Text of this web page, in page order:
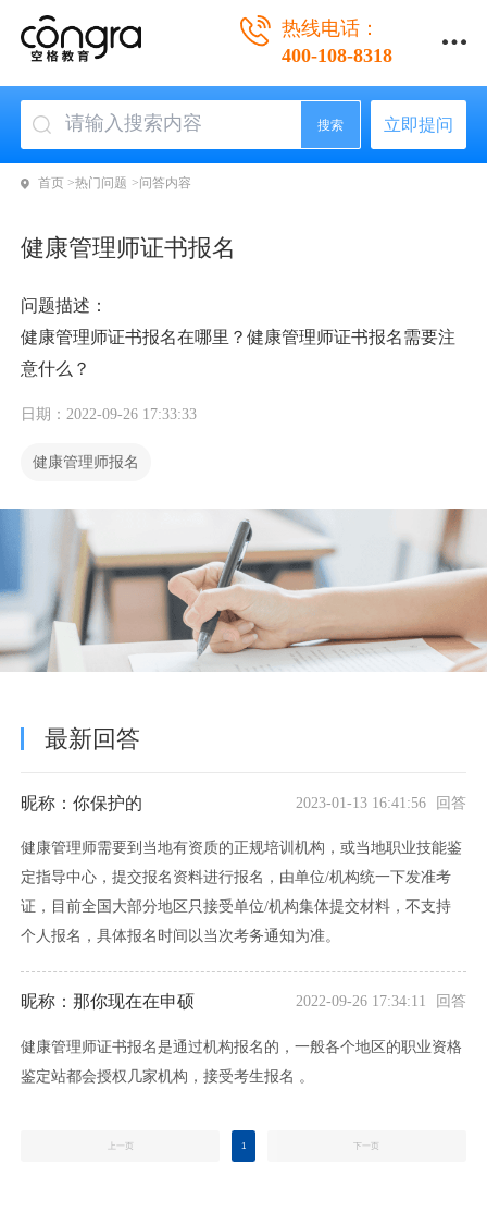
热线电话：
400-108-8318
搜索 立即提问
首页 >热门问题 >问答内容
健康管理师证书报名
问题描述：
健康管理师证书报名在哪里？健康管理师证书报名需要注
意什么？
日期：2022-09-26 17:33:33
健康管理师报名
最新回答
昵称：你保护的 2023-01-13 16:41:56 回答
健康管理师需要到当地有资质的正规培训机构，或当地职业技能鉴
定指导中心，提交报名资料进行报名，由单位/机构统一下发准考
证，目前全国大部分地区只接受单位/机构集体提交材料，不支持
个人报名，具体报名时间以当次考务通知为准。
昵称：那你现在在申硕 2022-09-26 17:34:11 回答
健康管理师证书报名是通过机构报名的，一般各个地区的职业资格
鉴定站都会授权几家机构，接受考生报名 。
上一页 1 下一页